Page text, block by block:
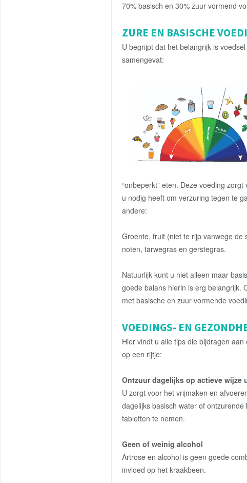
70% basisch en 30% zuur vormend
ZURE EN BASISCHE
U begrijpt dat het belangrijk is
samengevat:
“onbeperkt” eten. Deze voeding
u nodig heeft om verzuring tegen te
andere:
Groente, fruit (niet te rijp vanwege
noten, tarwegras en gerstegras.
Natuurlijk kunt u niet alleen maar
goede balans hierin is erg belangrijk.
met basische en zuur vormende
VOEDINGS- EN
Hier vindt u alle tips die bijdragen
op een rijtje:
Ontzuur dagelijks op actieve wijze
U zorgt voor het vrijmaken en
dagelijks basisch water of
tabletten te nemen.
Geen of weinig alcohol
Artrose en alcohol is geen goede
invloed op het kraakbeen.